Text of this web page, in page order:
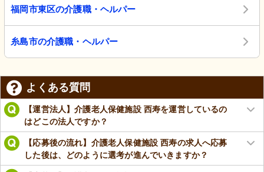
福岡市東区の介護職・ヘルパー
糸島市の介護職・ヘルパー
よくある質問
【運営法人】介護老人保健施設 西寿を運営しているの
はどこの法人ですか？
【応募後の流れ】介護老人保健施設 西寿の求人へ応募
した後は、どのように選考が進んでいきますか？